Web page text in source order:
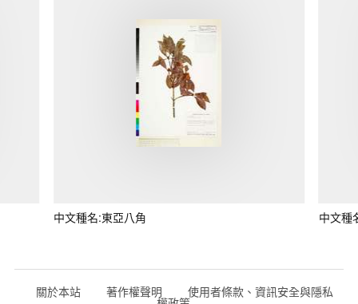
中文種名:東亞八角 中文種
關於本站 著作權聲明 使用者條款、資訊安全與隱私